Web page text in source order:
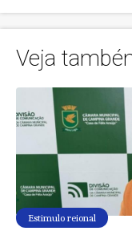
Veja
Estimulo reional